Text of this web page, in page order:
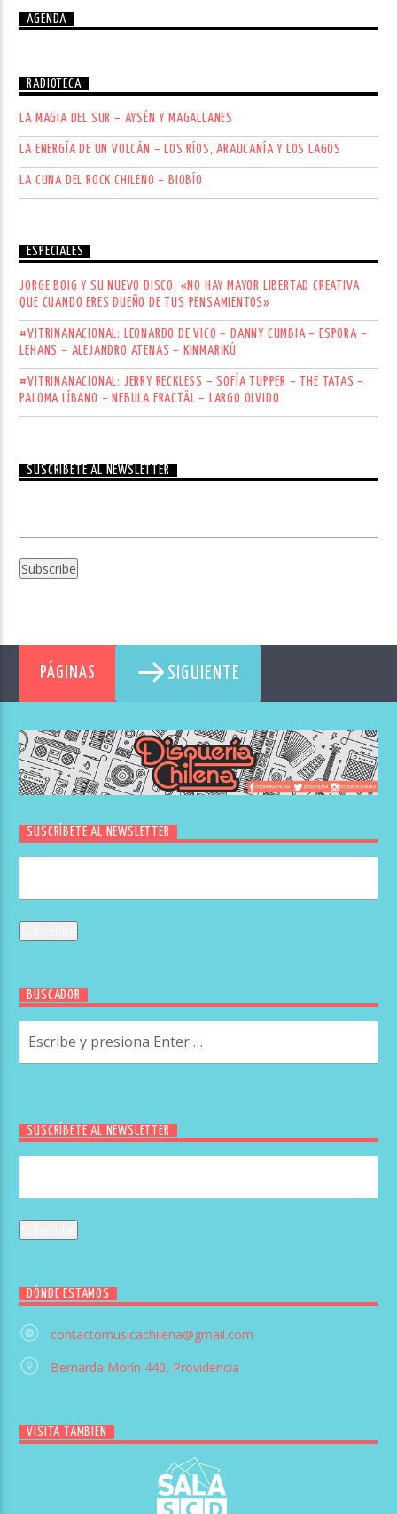
AGENDA
RADIOTECA
LA MAGIA DEL SUR – AYSÉN Y MAGALLANES
LA ENERGÍA DE UN VOLCÁN – LOS RÍOS, ARAUCANÍA Y LOS LAGOS
LA CUNA DEL ROCK CHILENO – BIOBÍO
ESPECIALES
JORGE BOIG Y SU NUEVO DISCO: «NO HAY MAYOR LIBERTAD CREATIVA
QUE CUANDO ERES DUEÑO DE TUS PENSAMIENTOS»
#VITRINANACIONAL: LEONARDO DE VICO – DANNY CUMBIA – ESPORA –
LEHANS – ALEJANDRO ATENAS – KINMARIKÚ
#VITRINANACIONAL: JERRY RECKLESS – SOFÍA TUPPER – THE TATAS –
PALOMA LÍBANO – NEBULA FRACTÄL – LARGO OLVIDO
SUSCRÍBETE AL NEWSLETTER
PÁGINAS SIGUIENTE
SUSCRÍBETE AL NEWSLETTER
BUSCADOR
SUSCRÍBETE AL NEWSLETTER
DÓNDE ESTAMOS
contactomusicachilena@gmail.com
Bernarda Morín 440, Providencia
VISITA TAMBIÉN